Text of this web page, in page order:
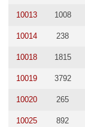
10013 1008
10014 238
10018 1815
10019 3792
10020 265
10025 892